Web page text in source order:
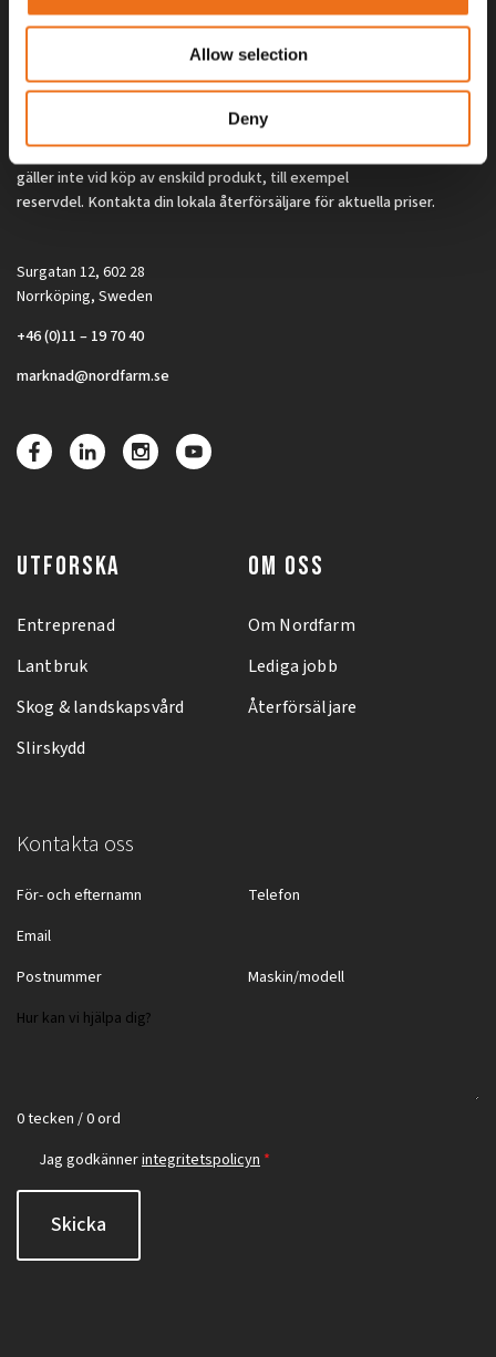
Allow selection
Deny
Alla priser på tillbehör och tillval gäller vid köp av ny maskin. Priserna
gäller inte vid köp av enskild produkt, till exempel
reservdel. Kontakta din lokala återförsäljare för aktuella priser.
Surgatan 12, 602 28
Norrköping, Sweden
+46 (0)11 – 19 70 40
marknad@nordfarm.se
UTFORSKA
Entreprenad
Lantbruk
Skog & landskapsvård
Slirskydd
OM OSS
Om Nordfarm
Lediga jobb
Återförsäljare
Kontakta oss
0 tecken / 0 ord
Jag godkännerintegritetspolicyn *
Skicka